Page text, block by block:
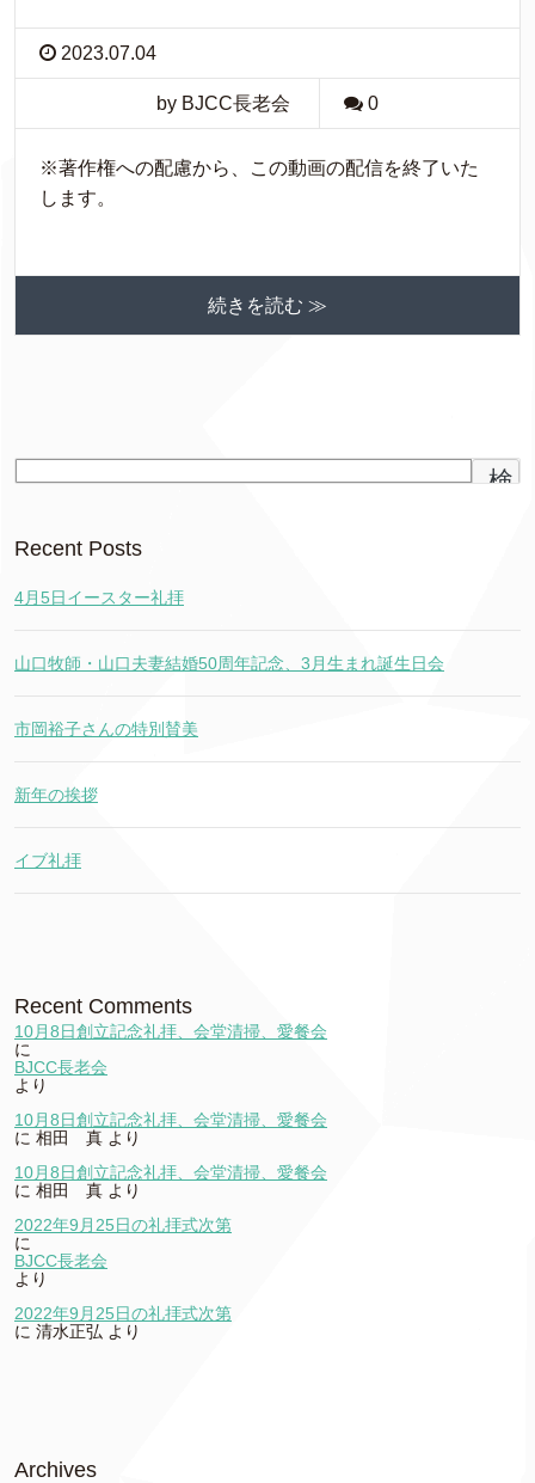
2023.07.04
by BJCC長老会 0
※著作権への配慮から、この動画の配信を終了いた
します。
続きを読む ≫
検
Recent Posts
4月5日イースター礼拝
山口牧師・山口夫妻結婚50周年記念、3月生まれ誕生日会
市岡裕子さんの特別賛美
新年の挨拶
イブ礼拝
Recent Comments
10月8日創立記念礼拝、会堂清掃、愛餐会
に
BJCC長老会
より
10月8日創立記念礼拝、会堂清掃、愛餐会
に 相田 真 より
10月8日創立記念礼拝、会堂清掃、愛餐会
に 相田 真 より
2022年9月25日の礼拝式次第
に
BJCC長老会
より
2022年9月25日の礼拝式次第
に 清水正弘 より
Archives